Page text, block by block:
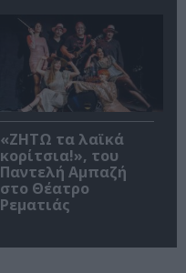
«ΖΗΤΩ τα λαϊκά
κορίτσια!», του
Παντελή Αμπαζή
στο Θέατρο
Ρεματιάς